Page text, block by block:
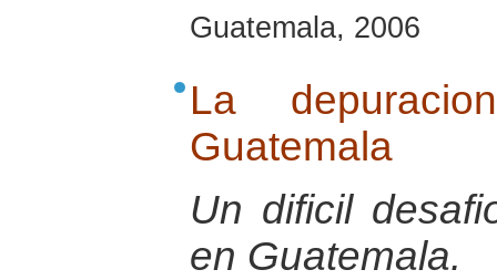
Guatemala, 2006
La
Guatemala
Un dificil
en Guatemala.